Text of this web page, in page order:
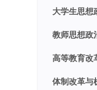
大学生思想
教师思想政
高等教育改
体制改革与